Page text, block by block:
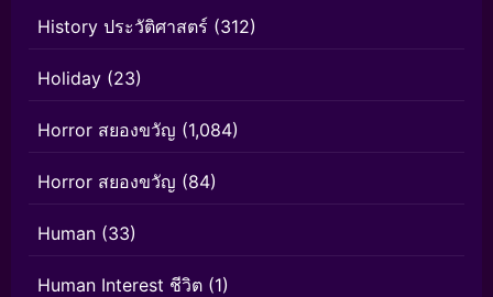
History ประวัติศาสตร์ (312)
Holiday (23)
Horror สยองขวัญ (1,084)
Horror สยองขวัญ (84)
Human (33)
Human Interest ชีวิต (1)